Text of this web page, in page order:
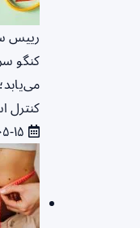
رییس
کنگو
کنترل